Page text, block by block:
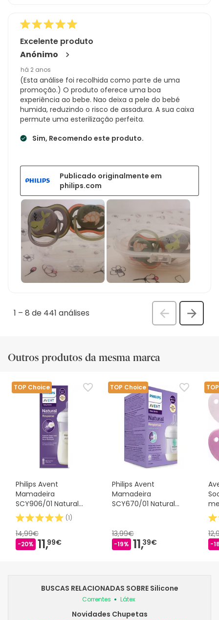
Excelente produto
Anónimo
há 2 anos
(Esta análise foi recolhida como parte de uma
promoção.) O produto oferece uma boa
experiência ao bebe. Nao deixa a pele do bebé
humida, reduzindo o risco de assadura. A sua caixa
permute uma esterilização perfeita.
Sim, Recomendo este produto.
Publicado originalmente em
philips.com
1 – 8 de 441 análises
Anterior
Outros produtos da mesma marca
TOP Choice
Philips Avent
Mamadeira
SCY906/01 Natural
Response 330ml
(1)
14,99€
-20% 11,99€
TOP Choice
Philips Avent
Mamadeira
SCY670/01 Natural
13,99€
-19% 11,39€ -
BUSCAS RELACIONADAS SOBRE Silicone
Correntes Látex
Novidades Chupetas